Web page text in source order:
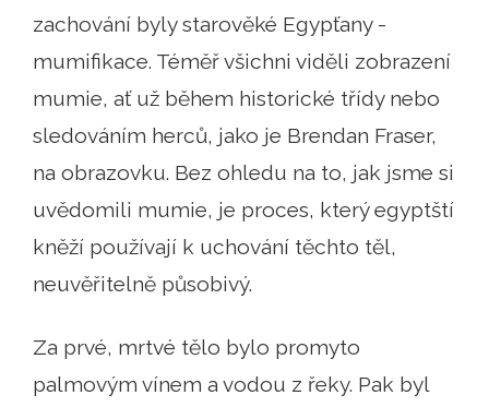
zachování byly starověké Egypťany -
mumifikace. Téměř všichni viděli zobrazení
mumie, ať už během historické třídy nebo
sledováním herců, jako je Brendan Fraser,
na obrazovku. Bez ohledu na to, jak jsme si
uvědomili mumie, je proces, který egyptští
kněží používají k uchování těchto těl,
neuvěřitelně působivý.
Za prvé, mrtvé tělo bylo promyto
palmovým vínem a vodou z řeky. Pak byl